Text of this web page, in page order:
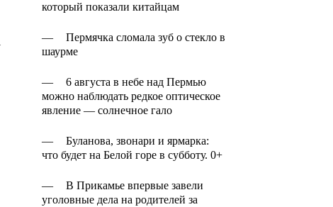
который показали китайцам
—
Пермячка сломала зуб о стекло в
шаурме
—
6 августа в небе над Пермью
можно наблюдать редкое оптическое
явление — солнечное гало
—
Буланова, звонари и ярмарка:
что будет на Белой горе в субботу. 0+
—
В Прикамье впервые завели
уголовные дела на родителей за